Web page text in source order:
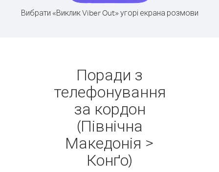
Вибрати «Виклик Viber Out» угорі екрана розмови
Поради з
телефонування
за кордон
(Північна
Македонія >
Конґо)